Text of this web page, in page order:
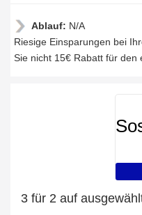
Ablauf: N/A
Riesige Einsparungen bei
Sie nicht 15€ Rabatt für den
3 für 2 auf